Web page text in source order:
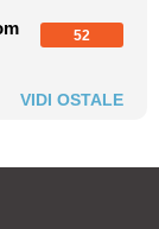
52
VIDI OSTALE